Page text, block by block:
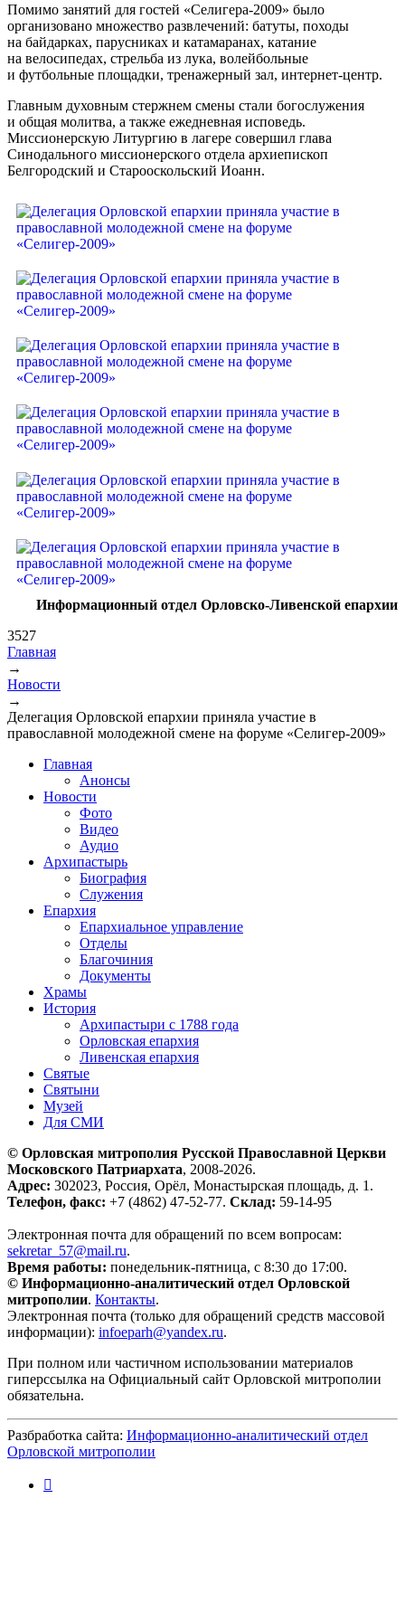
Помимо занятий для гостей «Селигера-2009» было
организовано множество развлечений: батуты, походы
на байдарках, парусниках и катамаранах, катание
на велосипедах, стрельба из лука, волейбольные
и футбольные площадки, тренажерный зал, интернет-центр.
Главным духовным стержнем смены стали богослужения
и общая молитва, а также ежедневная исповедь.
Миссионерскую Литургию в лагере совершил глава
Синодального миссионерского отдела архиепископ
Белгородский и Старооскольский Иоанн.
Информационный отдел Орловско-Ливенской епархии
3527
Вы здесь
Главная
→
Новости
→
Делегация Орловской епархии приняла участие в
православной молодежной смене на форуме «Селигер-2009»
Главная
Анонсы
Новости
Фото
Видео
Аудио
Архипастырь
Биография
Служения
Епархия
Епархиальное управление
Отделы
Благочиния
Документы
Храмы
История
Архипастыри с 1788 года
Орловская епархия
Ливенская епархия
Святые
Святыни
Музей
Для СМИ
© Орловская митрополия Русской Православной Церкви
Московского Патриархата, 2008-2026.
Адрес: 302023, Россия, Орёл, Монастырская площадь, д. 1.
Телефон, факс: +7 (4862) 47-52-77. Склад: 59-14-95
Электронная почта для обращений по всем вопросам:
sekretar_57@mail.ru.
Время работы: понедельник-пятница, с 8:30 до 17:00.
© Информационно-аналитический отдел Орловской
митрополии. Контакты.
Электронная почта (только для обращений средств массовой
информации): infoeparh@yandex.ru.
При полном или частичном использовании материалов
гиперссылка на Официальный сайт Орловской митрополии
обязательна.
Разбработка сайта: Информационно-аналитический отдел
Орловской митрополии